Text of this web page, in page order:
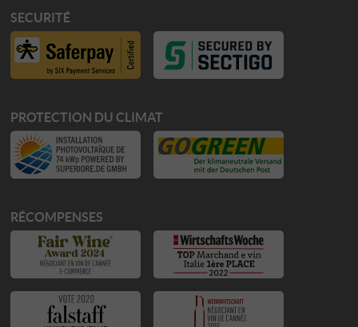
SECURITÉ
PROTECTION DU CLIMAT
RÉCOMPENSES